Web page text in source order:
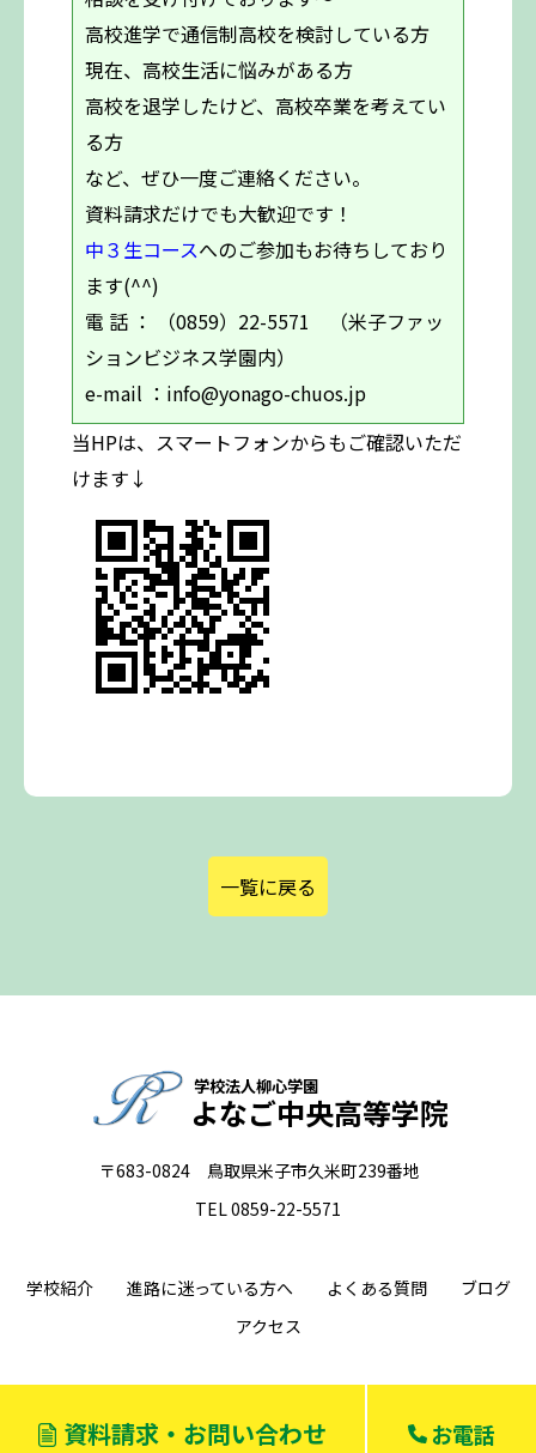
資料請求・お問い合わせ お電話
高校進学で通信制高校を検討している方
現在、高校生活に悩みがある方
高校を退学したけど、高校卒業を考えてい
る方
など、ぜひ一度ご連絡ください。
資料請求だけでも大歓迎です！
中３生コースへのご参加もお待ちしており
ます(^^)
電 話 ： （0859）22-5571 （米子ファッ
ションビジネス学園内）
e-mail ：info@yonago-chuos.jp
当HPは、スマートフォンからもご確認いただ
けます↓
一覧に戻る
学校法人柳心学園
よなご中央高等学院
〒683-0824 鳥取県米子市久米町239番地
TEL 0859-22-5571
学校紹介 進路に迷っている方へ よくある質問
ブログ
アクセス
©2022 よなご中央高等学院